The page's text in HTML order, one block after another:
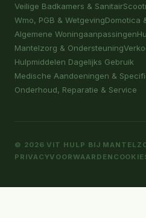
Veilige Badkamers & Sanitair
Wmo, PGB & WetgevingDomotica
Algemene Woningaanpassingen
Mantelzorg & Ondersteuning
Hulpmiddelen Dagelijks Gebruik
Medische Aandoeningen &
Onderhoud, Reparatie & Service
© 2026 VIT HULP BIJ
PRIVACYVOORWAARDEN